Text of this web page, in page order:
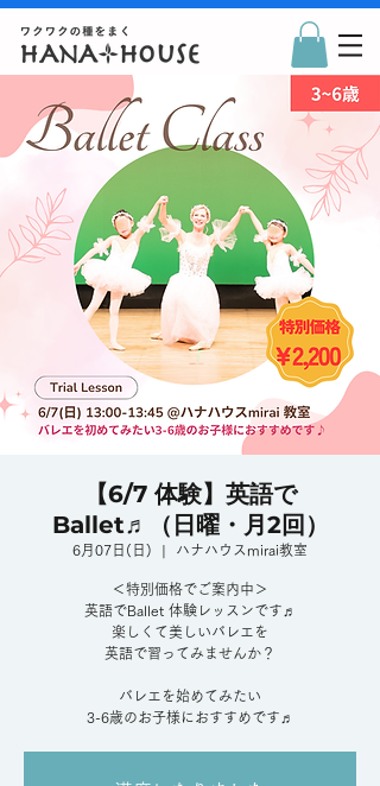
【6/7 体験】英語で
Ballet♬（日曜・月2回）
6月07日(日)
  |
ハナハウスmirai教室
＜特別価格でご案内中＞
英語でBallet 体験レッスンです♬
楽しくて美しいバレエを
英語で習ってみませんか？
バレエを始めてみたい
3-6歳のお子様におすすめです♬